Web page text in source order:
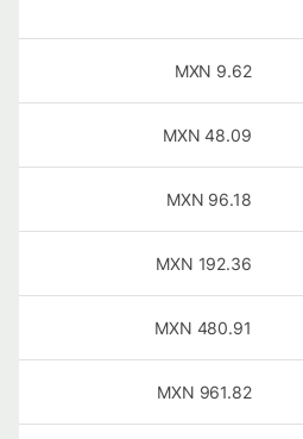
9.62
MXN
48.09
MXN
96.18
MXN
192.36
MXN
480.91
MXN
961.82
MXN